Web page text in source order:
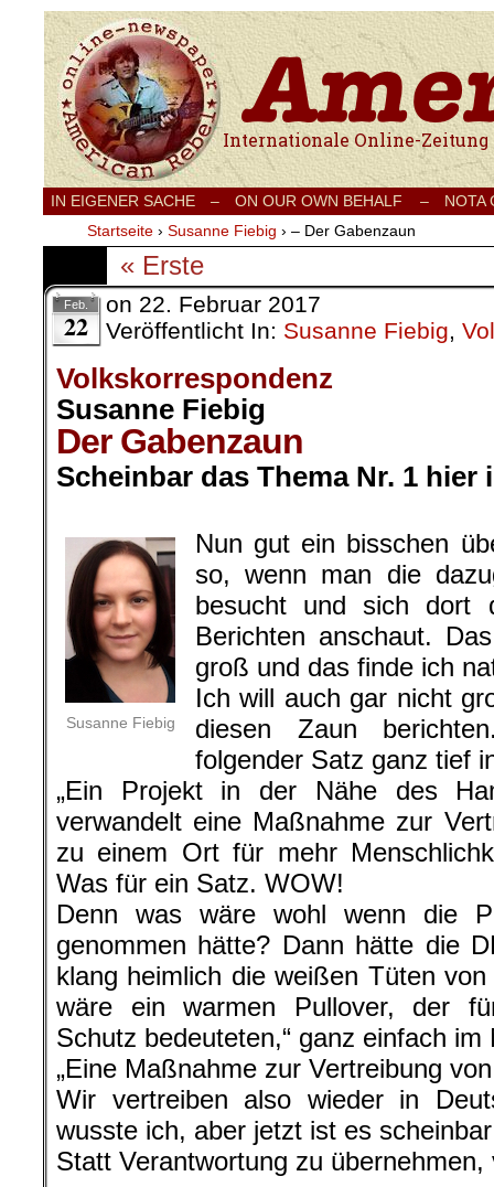
Internationale Onlinezeitung für Frieden,
IN EIGENER SACHE – ON OUR OWN BEHALF –
NOTA
Startseite › Susanne Fiebig › – Der Gabenzaun
« Erste
Feb.
22
on 22. Februar 2017
Veröffentlicht In: Susanne Fiebig,
Volkskorrespondenz
Susanne Fiebig
Der Gabenzaun
Scheinbar das Thema Nr. 1 hier
Susanne Fiebig
Nun gut ein bisschen
so, wenn man die
besucht und sich dort
Berichten anschaut.
groß und das finde ich
Ich will auch gar nicht
diesen Zaun
folgender Satz ganz tief
„Ein Projekt in der Nähe des
verwandelt eine Maßnahme zur
zu einem Ort für mehr
Was für ein Satz. WOW!
Denn was wäre wohl wenn die
genommen hätte? Dann hätte die
klang heimlich die weißen Tüten
wäre ein warmen Pullover, der
Schutz bedeuteten,“ ganz einfach im
„Eine Maßnahme zur Vertreibung
Wir vertreiben also wieder in
wusste ich, aber jetzt ist es
Statt Verantwortung zu